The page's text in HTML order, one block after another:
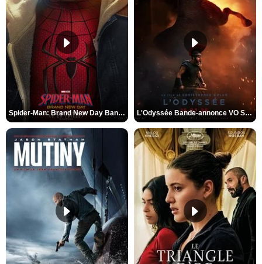
Spider-Man: Brand New Day Bande-annonce VO STFR L'Odyssée Bande-annonce VO STFR